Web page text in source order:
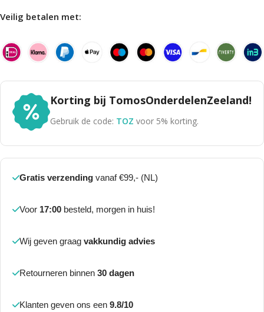
Veilig betalen met:
Korting bij TomosOnderdelenZeeland!
Gebruik de code: TOZ voor 5% korting.
Gratis verzending vanaf €99,- (NL)
Voor 17:00 besteld, morgen in huis!
Wij geven graag vakkundig advies
Retourneren binnen 30 dagen
Klanten geven ons een 9.8/10